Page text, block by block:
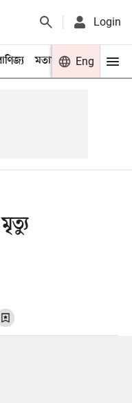
Login
মতামত খেলা
Eng